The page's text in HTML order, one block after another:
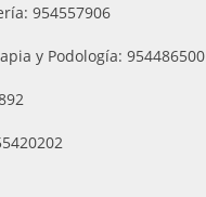
954557906
y Podología: 954486500